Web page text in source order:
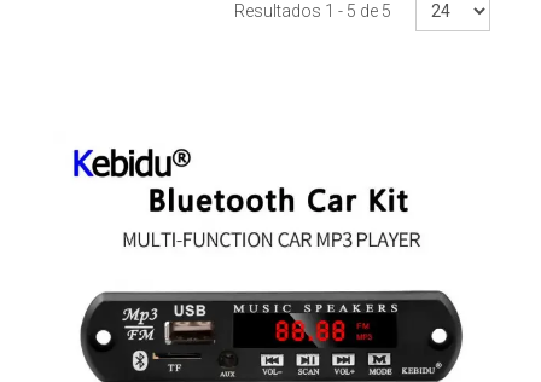
Resultados 1 - 5 de 5